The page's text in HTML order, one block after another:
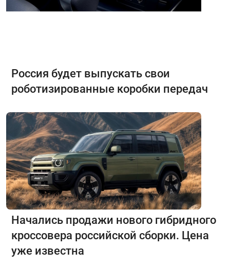
Россия будет выпускать свои
роботизированные коробки передач
Начались продажи нового гибридного
кроссовера российской сборки. Цена
уже известна